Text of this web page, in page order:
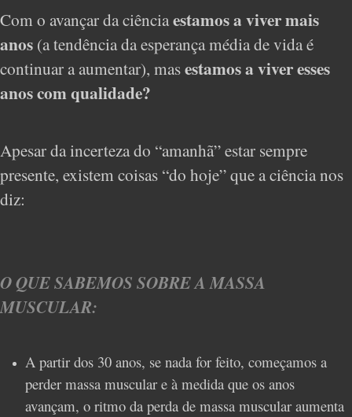
Com o avançar da ciênciaestamos a viver mais
anos (a tendência da esperança média de vida é
continuar a aumentar), masestamos a viver esses
anos com qualidade?
Apesar da incerteza do “amanhã” estar sempre
presente, existem coisas “do hoje” que a ciência nos
diz:
O QUE SABEMOS SOBRE A MASSA
MUSCULAR:
A partir dos 30 anos, se nada for feito, começamos a
perder massa muscular e à medida que os anos
avançam, o ritmo da perda de massa muscular aumenta